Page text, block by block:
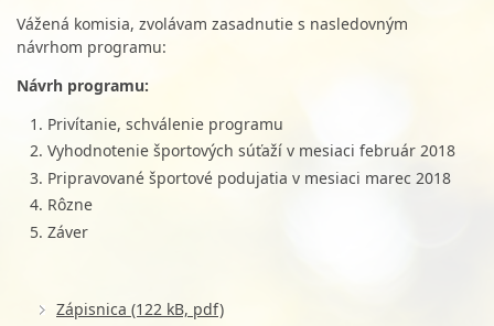
Vážená komisia, zvolávam zasadnutie s nasledovným
návrhom programu:
Návrh programu:
Privítanie, schválenie programu
Vyhodnotenie športových súťaží v mesiaci február 2018
Pripravované športové podujatia v mesiaci marec 2018
Rôzne
Záver
Zápisnica (122 kB, pdf)